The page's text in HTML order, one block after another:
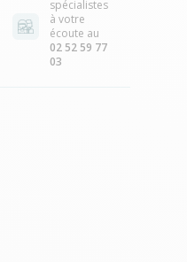
Des
spécialistes
à votre
écoute au
02 52 59 77